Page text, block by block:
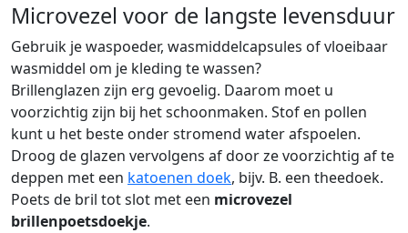
Microvezel voor de langste levensduur
Gebruik je waspoeder, wasmiddelcapsules of vloeibaar
wasmiddel om je kleding te wassen?
Brillenglazen zijn erg gevoelig. Daarom moet u
voorzichtig zijn bij het schoonmaken. Stof en pollen
kunt u het beste onder stromend water afspoelen.
Droog de glazen vervolgens af door ze voorzichtig af te
deppen met een katoenen doek, bijv. B. een theedoek.
Poets de bril tot slot met een microvezel
brillenpoetsdoekje.